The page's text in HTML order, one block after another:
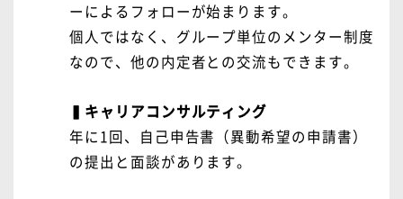
ーによるフォローが始まります。
個人ではなく、グループ単位のメンター制度
なので、他の内定者との交流もできます。
▍キャリアコンサルティング
年に1回、自己申告書（異動希望の申請書）
の提出と面談があります。